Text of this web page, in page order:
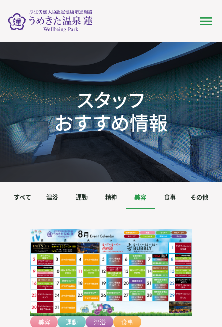
すべて 温浴 運動 精神 美容 食事 その他
美容 運動 温浴 食事